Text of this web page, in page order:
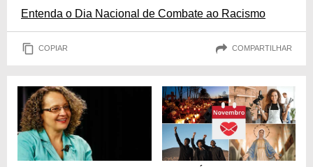
Entenda o Dia Nacional de Combate ao Racismo
COPIAR COMPARTILHAR